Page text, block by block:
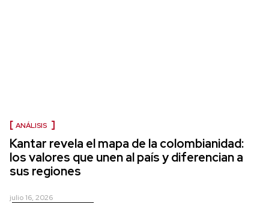
ANÁLISIS
Kantar revela el mapa de la colombianidad:
los valores que unen al país y diferencian a
sus regiones
julio 16, 2026